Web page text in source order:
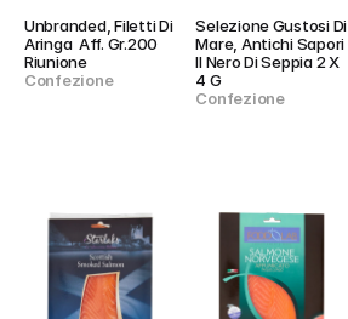
Unbranded, Filetti Di
Aringa  Aff. Gr.200
Riunione
Confezione
Selezione Gustosi Di
Mare, Antichi Sapori
Il Nero Di Seppia 2 X
4 G
Confezione